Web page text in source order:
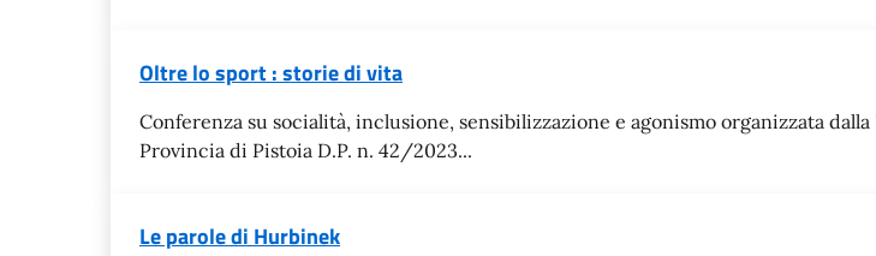
Oltre lo sport : storie di vita
Conferenza su socialità, inclusione, sensibilizzazione e agonismo organizzata
Provincia di Pistoia D.P. n. 42/2023...
Le parole di Hurbinek